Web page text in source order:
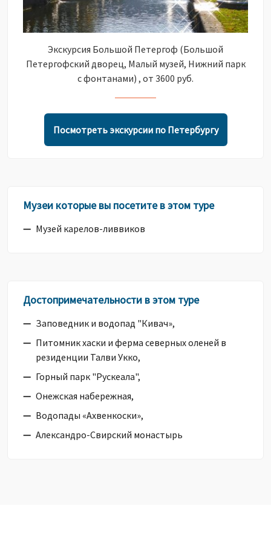
Экскурсия Большой Петергоф (Большой
Петергофский дворец, Малый музей, Нижний парк
с фонтанами) , от 3600 руб.
Посмотреть экскурсии по Петербургу
Музеи которые вы посетите в этом туре
Музей карелов-ливвиков
Достопримечательности в этом туре
Заповедник и водопад "Кивач»,
Питомник хаски и ферма северных оленей в
резиденции Талви Укко,
Горный парк "Рускеала",
Онежская набережная,
Водопады «Ахвенкоски»,
Александро-Свирский монастырь